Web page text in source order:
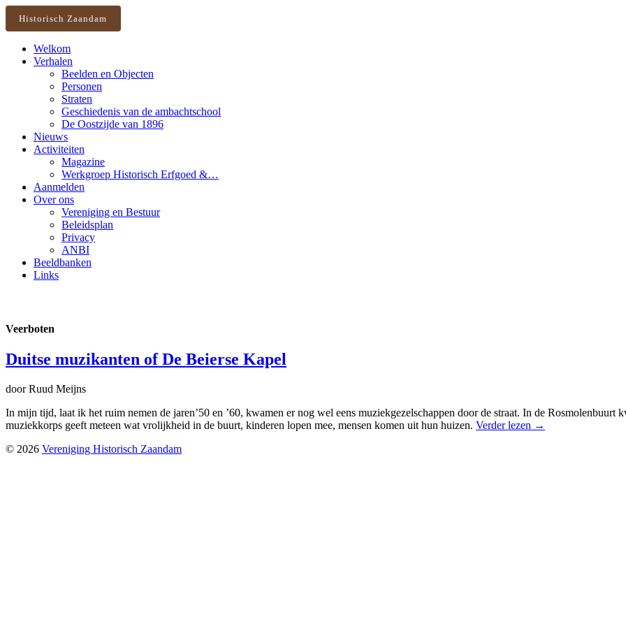
Historisch Zaandam
Welkom
Verhalen
Beelden en Objecten
Personen
Straten
Geschiedenis van de ambachtschool
De Oostzijde van 1896
Nieuws
Activiteiten
Magazine
Werkgroep Historisch Erfgoed &…
Aanmelden
Over ons
Vereniging en Bestuur
Beleidsplan
Privacy
ANBI
Beeldbanken
Links
Veerboten
Duitse muzikanten of De Beierse Kapel
door Ruud Meijns
In mijn tijd, laat ik het ruim nemen de jaren’50 en ’60, kwamen er nog wel eens muziekgezelschappen door de straat. In de Rosmolenbuurt
muziekkorps geeft meteen wat vrolijkheid in de buurt, kinderen lopen mee, mensen komen uit hun huizen. Verder lezen →
© 2026 Vereniging Historisch Zaandam